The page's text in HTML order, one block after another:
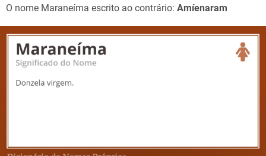
O nome Maraneíma escrito ao contrário: Amíenaram